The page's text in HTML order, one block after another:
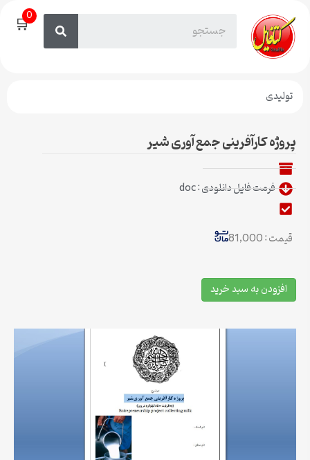
🛒0
تولیدی
پروژه کارآفرینی جمع آوری شیر
فرمت فایل دانلودی : doc
قیمت : 81,000
افزودن به سبد خرید